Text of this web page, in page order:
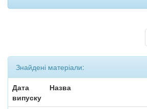
Знайдені матеріали:
Дата
випуску
Назва